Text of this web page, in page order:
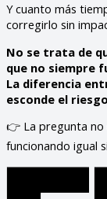
Y cuanto más
corregirlo sin
No se trata de
que no siempre
La diferencia
esconde el
👉 La pregunta no
funcionando igual